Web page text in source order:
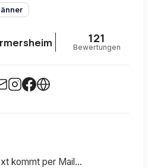
121
Bewertungen
kommt per Mail...